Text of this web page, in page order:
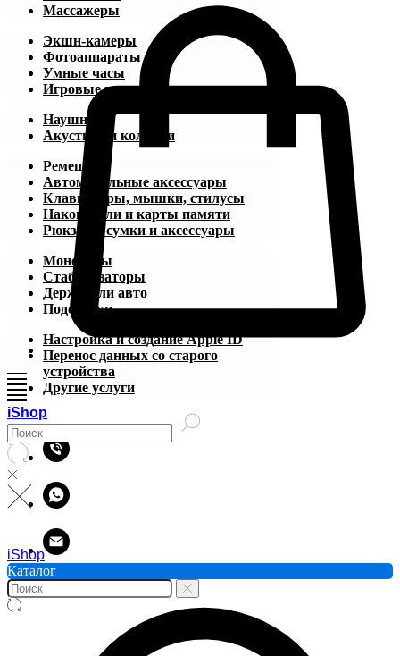
iShop
Массажеры
Экшн-камеры
Фотоаппараты
Умные часы
Игровые приставки
Наушники
Акустика и колонки
Ремешки
Автомобильные аксессуары
Клавиатуры, мышки, стилусы
Накопители и карты памяти
Рюкзаки, сумки и аксессуары
Моноподы
Стабилизаторы
Держатели авто
Подставки
Настройка и создание Apple ID
Перенос данных со старого
устройства
Другие услуги
iShop
Каталог